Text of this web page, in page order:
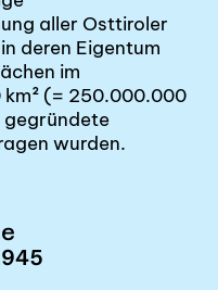
aller Osttiroler
deren Eigentum
im
(= 250.000.000
gegründete
wurden.